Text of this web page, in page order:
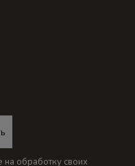
обработку своих